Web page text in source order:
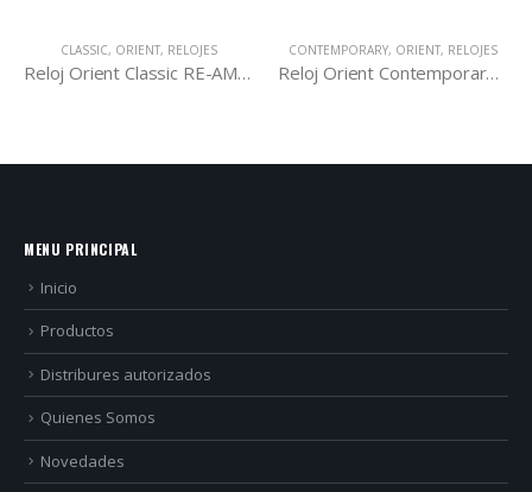
CLASSIC, ORIENT, RELOJES
Reloj Orient Classic RE-AM0002L
CONTEMPORARY, ORIENT, RELOJES
Reloj Orient Contemporary DE00002B
MENU PRINCIPAL
Inicio
Productos
Distribures autorizados
Quienes Somos
Novedades